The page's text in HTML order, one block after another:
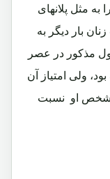
به مثل پلانهای
بار دیگر به
مذکور در عصر
ولی امتیاز آن
شخص او نسبت